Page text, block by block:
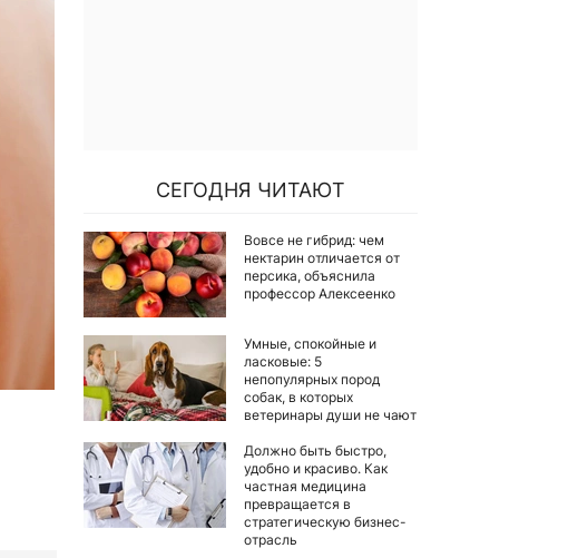
СЕГОДНЯ ЧИТАЮТ
Вовсе не гибрид: чем
нектарин отличается от
персика, объяснила
профессор Алексеенко
Умные, спокойные и
ласковые: 5
непопулярных пород
собак, в которых
ветеринары души не чают
Должно быть быстро,
удобно и красиво. Как
частная медицина
превращается в
стратегическую бизнес-
отрасль